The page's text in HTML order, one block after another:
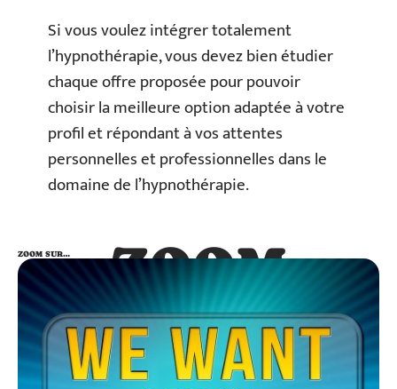
Si vous voulez intégrer totalement
l’hypnothérapie, vous devez bien étudier
chaque offre proposée pour pouvoir
choisir la meilleure option adaptée à votre
profil et répondant à vos attentes
personnelles et professionnelles dans le
domaine de l’hypnothérapie.
ZOOM
SUR…
ZOOM SUR…